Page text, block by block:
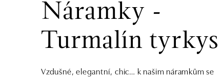
Náramky -
Turmalín tyrkys
Vzdušné, elegantní, chic… k našim náramkům se